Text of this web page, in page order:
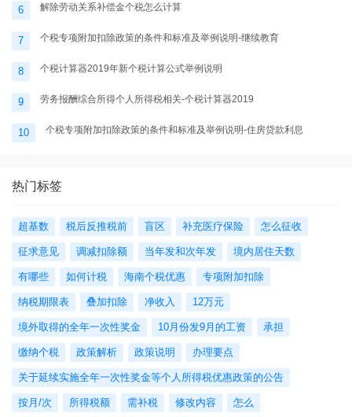
6 解除劳动关系补偿金个税怎么计算
7 个税专项附加扣除政策的条件和标准及举例说明-继续教育
8 个税计算器2019年新个税计算公式举例说明
9 劳务报酬综合所得个人所得税相关-个税计算器2019
10 个税专项附加扣除政策的条件和标准及举例说明-住房贷款利息
热门标签
超基数 税后反推税前 盲区 补充医疗保险 怎么征收
征求意见 调减扣除额 当年发和次年发 境内居住天数
有哪些 如何计税 海南个税优惠 专项附加扣除
纳税期限表 叠加扣除 净收入 12万元
境外取得的全年一次性奖金 10月份发9月的工资 承担
缴纳个税 政策解析 政策说明 办理要点
关于延续实施全年一次性奖金等个人所得税优惠政策的公告
按月/次 所得税额 需补税 修改内容 怎么